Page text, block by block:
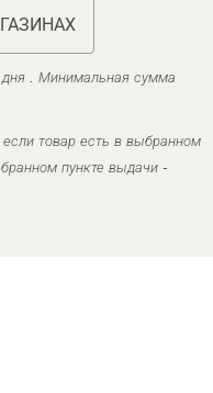
. Минимальная сумма
товар есть в выбранном
пункте выдачи -